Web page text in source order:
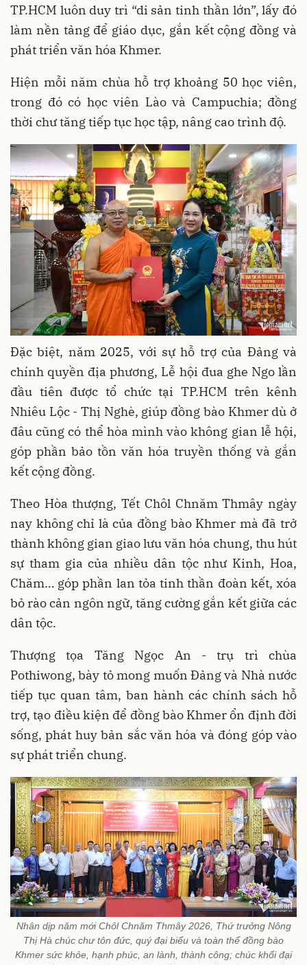
TP.HCM luôn duy trì “di sản tinh thần lớn”, lấy đó
làm nền tảng để giáo dục, gắn kết cộng đồng và
phát triển văn hóa Khmer.
Hiện mỗi năm chùa hỗ trợ khoảng 50 học viên,
trong đó có học viên Lào và Campuchia; đồng
thời chư tăng tiếp tục học tập, nâng cao trình độ.
Đặc biệt, năm 2025, với sự hỗ trợ của Đảng và
chính quyền địa phương, Lễ hội đua ghe Ngo lần
đầu tiên được tổ chức tại TP.HCM trên kênh
Nhiêu Lộc - Thị Nghè, giúp đồng bào Khmer dù ở
đâu cũng có thể hòa mình vào không gian lễ hội,
góp phần bảo tồn văn hóa truyền thống và gắn
kết cộng đồng.
Theo Hòa thượng, Tết Chôl Chnăm Thmây ngày
nay không chỉ là của đồng bào Khmer mà đã trở
thành không gian giao lưu văn hóa chung, thu hút
sự tham gia của nhiều dân tộc như Kinh, Hoa,
Chăm… góp phần lan tỏa tinh thần đoàn kết, xóa
bỏ rào cản ngôn ngữ, tăng cường gắn kết giữa các
dân tộc.
Thượng tọa Tăng Ngọc An - trụ trì chùa
Pothiwong, bày tỏ mong muốn Đảng và Nhà nước
tiếp tục quan tâm, ban hành các chính sách hỗ
trợ, tạo điều kiện để đồng bào Khmer ổn định đời
sống, phát huy bản sắc văn hóa và đóng góp vào
sự phát triển chung.
Nhân dịp năm mới Chôl Chnăm Thmây 2026, Thứ trưởng Nông
Thị Hà chúc chư tôn đức, quý đại biểu và toàn thể đồng bào
Khmer sức khỏe, hạnh phúc, an lành, thành công; chúc khối đại